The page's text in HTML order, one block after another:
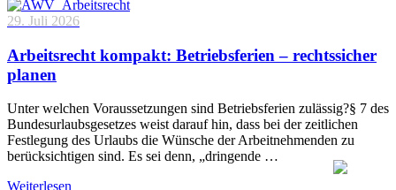
29. Juli 2026
Arbeitsrecht kompakt: Betriebsferien – rechtssicher
planen
Unter welchen Voraussetzungen sind Betriebsferien zulässig?§ 7 des
Bundesurlaubsgesetzes weist darauf hin, dass bei der zeitlichen
Festlegung des Urlaubs die Wünsche der Arbeitnehmenden zu
berücksichtigen sind. Es sei denn, „dringende …
Weiterlesen